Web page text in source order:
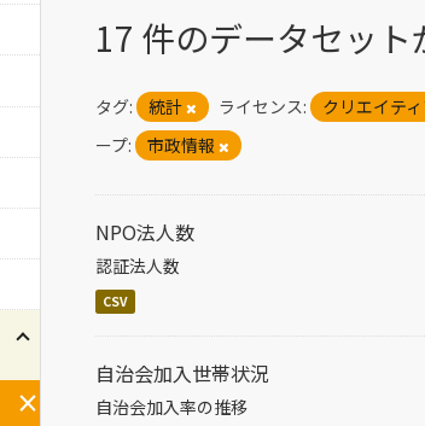
17 件のデータセッ
タグ: 統計 ライセンス: クリエイテ
ープ:
市政情報
NPO法人数
認証法人数
CSV
自治会加入世帯状況
自治会加入率の推移